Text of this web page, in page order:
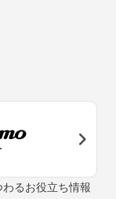
るお役立ち情報